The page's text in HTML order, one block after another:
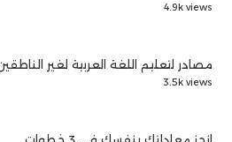
4.9k views
مصادر لتعليم اللغة العربية لغير
3.5k views
انجز معادلتك بنفسك في 3 خطوات